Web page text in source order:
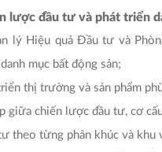
lược đầu tư và phát triển
lý Hiệu quả Đầu tư và
mục bất động sản;
thị trường và sản phẩm
giữa chiến lược đầu tư, cơ
theo từng phân khúc và khu